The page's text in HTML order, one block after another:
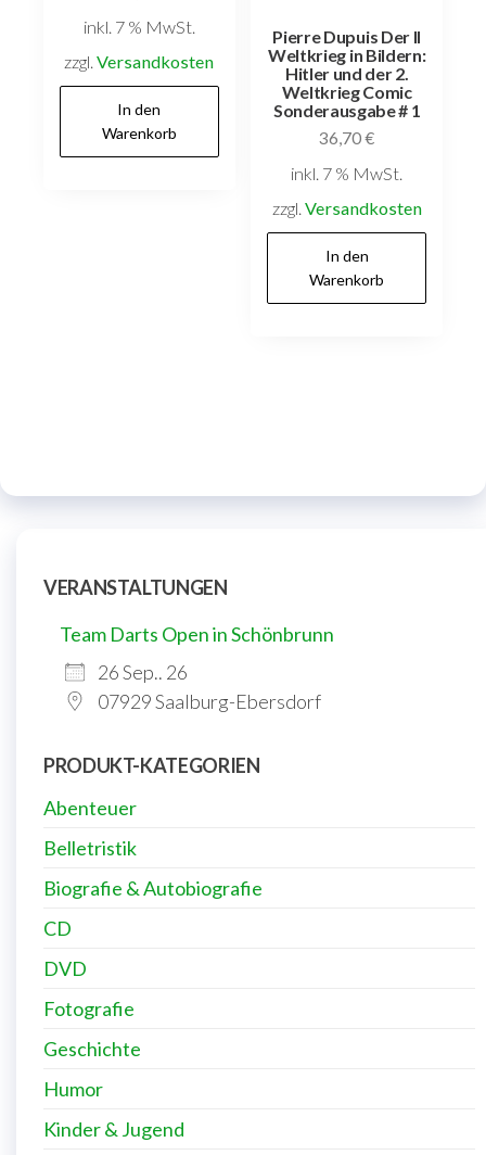
inkl. 7 % MwSt.
zzgl.Versandkosten
In den
Warenkorb
Pierre Dupuis Der II
Weltkrieg in Bildern:
Hitler und der 2.
Weltkrieg Comic
Sonderausgabe # 1
36,70€
inkl. 7 % MwSt.
zzgl. Versandkosten
In den
Warenkorb
VERANSTALTUNGEN
Team Darts Open in Schönbrunn
26 Sep.. 26
07929 Saalburg-Ebersdorf
PRODUKT-KATEGORIEN
Abenteuer
Belletristik
Biografie & Autobiografie
CD
DVD
Fotografie
Geschichte
Humor
Kinder & Jugend